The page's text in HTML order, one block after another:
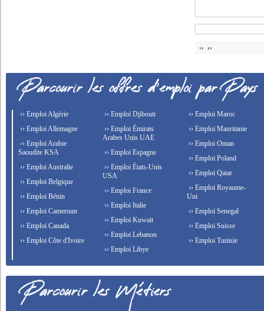
›› ››
›› Emploi Algérie
›› Emploi Allemagne
›› Emploi Arabie
Saoudite KSA
›› Emploi Australie
›› Emploi Belgique
›› Emploi Bénin
›› Emploi Cameroun
›› Emploi Canada
›› Emploi Côte d'Ivoire
›› Emploi Djibouti
›› Emploi Émirats
Arabes Unis UAE
›› Emploi Espagne
›› Emploi États-Unis
USA
›› Emploi France
›› Emploi Italie
›› Emploi Kuwait
›› Emploi Lebanon
›› Emploi Libye
›› Emploi Maroc
›› Emploi Mauritanie
›› Emploi Oman
›› Emploi Poland
›› Emploi Qatar
›› Emploi Royaume-
Uni
›› Emploi Senegal
›› Emploi Suisse
›› Emploi Tunisie